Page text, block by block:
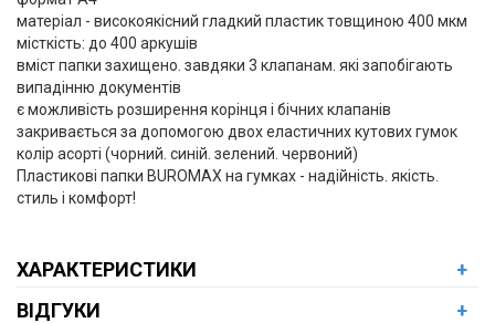
матеріал - високоякісний гладкий пластик товщиною 400 мкм
місткість: до 400 аркушів
вміст папки захищено. завдяки 3 клапанам. які запобігають
випадінню документів
є можливість розширення корінця і бічних клапанів
закривається за допомогою двох еластичних кутових гумок
колір асорті (чорний. синій. зелений. червоний)
Пластикові папки BUROMAX на гумках - надійність. якість.
стиль і комфорт!
ХАРАКТЕРИСТИКИ
+
ВІДГУКИ
+